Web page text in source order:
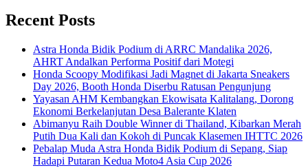
Recent Posts
Astra Honda Bidik Podium di ARRC Mandalika 2026,
AHRT Andalkan Performa Positif dari Motegi
Honda Scoopy Modifikasi Jadi Magnet di Jakarta Sneakers
Day 2026, Booth Honda Diserbu Ratusan Pengunjung
Yayasan AHM Kembangkan Ekowisata Kalitalang, Dorong
Ekonomi Berkelanjutan Desa Balerante Klaten
Abimanyu Raih Double Winner di Thailand, Kibarkan Merah
Putih Dua Kali dan Kokoh di Puncak Klasemen IHTTC 2026
Pebalap Muda Astra Honda Bidik Podium di Sepang, Siap
Hadapi Putaran Kedua Moto4 Asia Cup 2026